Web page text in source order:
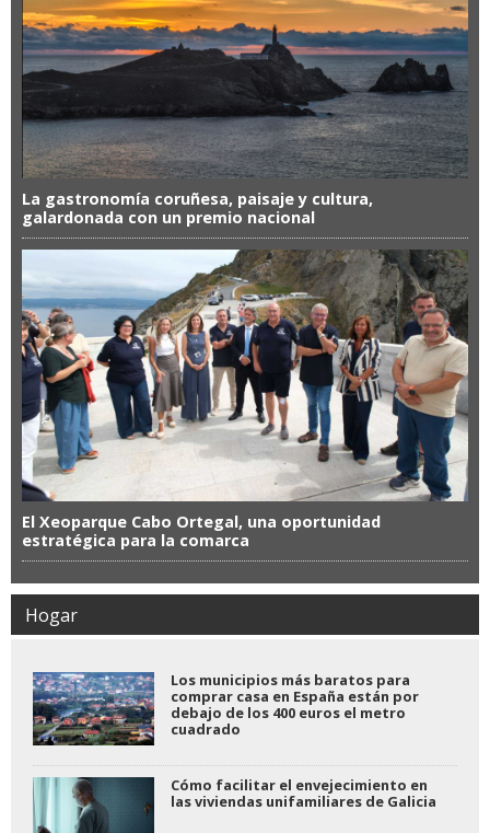
La gastronomía coruñesa, paisaje y cultura,
galardonada con un premio nacional
El Xeoparque Cabo Ortegal, una oportunidad
estratégica para la comarca
Hogar
Los municipios más baratos para
comprar casa en España están por
debajo de los 400 euros el metro
cuadrado
Cómo facilitar el envejecimiento en
las viviendas unifamiliares de Galicia